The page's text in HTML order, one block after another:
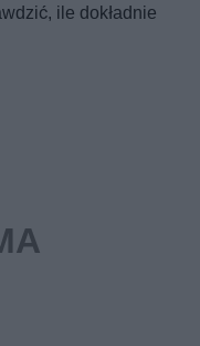
ile dokładnie